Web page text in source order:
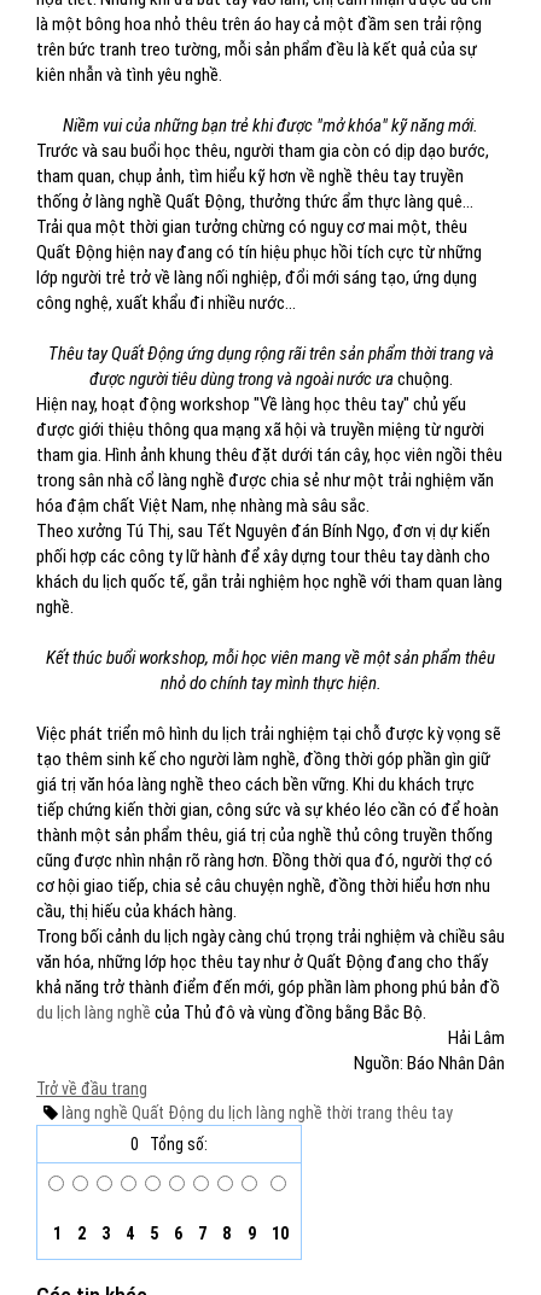
là một bông hoa nhỏ thêu trên áo hay cả một đầm sen trải rộng
trên bức tranh treo tường, mỗi sản phẩm đều là kết quả của sự
kiên nhẫn và tình yêu nghề.
Niềm vui của những bạn trẻ khi được "mở khóa" kỹ năng mới.
Trước và sau buổi học thêu, người tham gia còn có dịp dạo bước,
tham quan, chụp ảnh, tìm hiểu kỹ hơn về nghề thêu tay truyền
thống ở làng nghề Quất Động, thưởng thức ẩm thực làng quê...
Trải qua một thời gian tưởng chừng có nguy cơ mai một, thêu
Quất Động hiện nay đang có tín hiệu phục hồi tích cực từ những
lớp người trẻ trở về làng nối nghiệp, đổi mới sáng tạo, ứng dụng
công nghệ, xuất khẩu đi nhiều nước...
Thêu tay Quất Động ứng dụng rộng rãi trên sản phẩm thời trang và
được người tiêu dùng trong và ngoài nước ưachuộng.
Hiện nay, hoạt động workshop "Về làng học thêu tay" chủ yếu
được giới thiệu thông qua mạng xã hội và truyền miệng từ người
tham gia. Hình ảnh khung thêu đặt dưới tán cây, học viên ngồi thêu
trong sân nhà cổ làng nghề được chia sẻ như một trải nghiệm văn
hóa đậm chất Việt Nam, nhẹ nhàng mà sâu sắc.
Theo xưởng Tú Thị, sau Tết Nguyên đán Bính Ngọ, đơn vị dự kiến
phối hợp các công ty lữ hành để xây dựng tour thêu tay dành cho
khách du lịch quốc tế, gắn trải nghiệm học nghề với tham quan làng
nghề.
Kết thúc buổi workshop, mỗi học viên mang về một sản phẩm thêu
nhỏ do chính tay mình thực hiện.
Việc phát triển mô hình du lịch trải nghiệm tại chỗ được kỳ vọng sẽ
tạo thêm sinh kế cho người làm nghề, đồng thời góp phần gìn giữ
giá trị văn hóa làng nghề theo cách bền vững. Khi du khách trực
tiếp chứng kiến thời gian, công sức và sự khéo léo cần có để hoàn
thành một sản phẩm thêu, giá trị của nghề thủ công truyền thống
cũng được nhìn nhận rõ ràng hơn. Đồng thời qua đó, người thợ có
cơ hội giao tiếp, chia sẻ câu chuyện nghề, đồng thời hiểu hơn nhu
cầu, thị hiếu của khách hàng.
Trong bối cảnh du lịch ngày càng chú trọng trải nghiệm và chiều sâu
văn hóa, những lớp học thêu tay như ở Quất Động đang cho thấy
khả năng trở thành điểm đến mới, góp phần làm phong phú bản đồ
du lịch làng nghề của Thủ đô và vùng đồng bằng Bắc Bộ.
Hải Lâm
Nguồn: Báo Nhân Dân
Trở về đầu trang
làng nghề Quất Động du lịch làng nghề thời trang thêu tay
0
Tổng số:
1 2 3 4 5 6 7 8 9 10